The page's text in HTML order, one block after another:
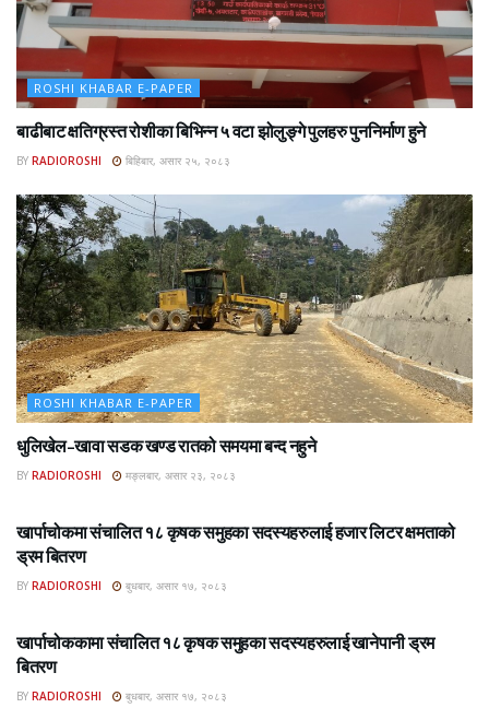
ROSHI KHABAR E-PAPER
बाढीबाट क्षतिग्रस्त रोशीका बिभिन्न ५ वटा झोलुङ्गे पुलहरु पुननिर्माण हुने
BY RADIOROSHI बिहिबार, असार २५, २०८३
ROSHI KHABAR E-PAPER
धुलिखेल–खावा सडक खण्ड रातको समयमा बन्द नहुने
BY RADIOROSHI मङ्लबार, असार २३, २०८३
खार्पाचोकमा संचालित १८ कृषक समुहका सदस्यहरुलाई हजार लिटर क्षमताको
ड्रम बितरण
BY RADIOROSHI बुधबार, असार १७, २०८३
खार्पाचोककामा संचालित १८ कृषक समुहका सदस्यहरुलाई खानेपानी ड्रम
बितरण
BY RADIOROSHI बुधबार, असार १७, २०८३